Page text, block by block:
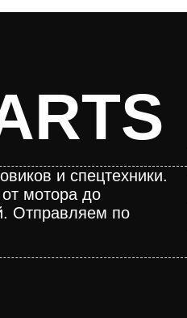
и спецтехники.
мотора до
Отправляем по